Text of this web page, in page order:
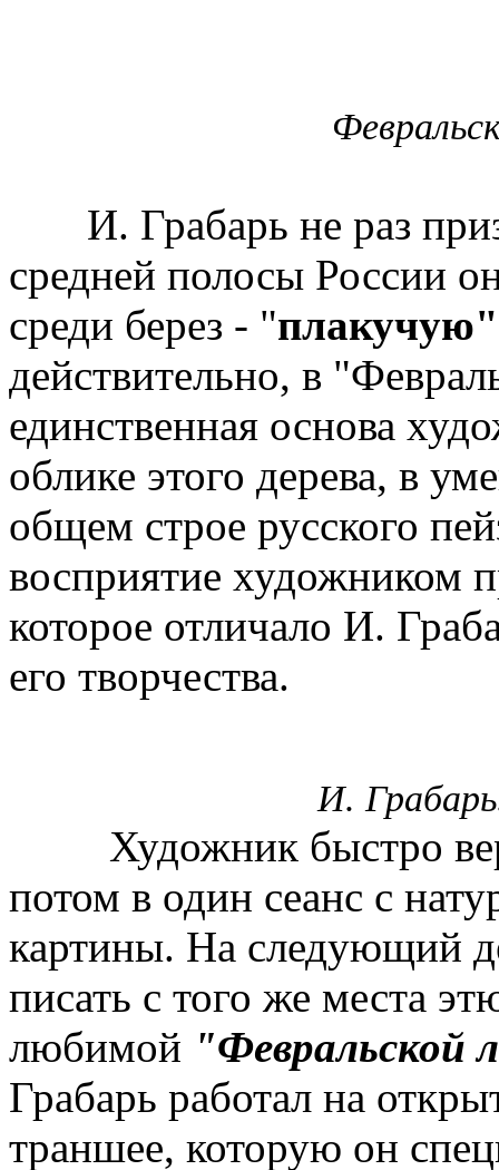
И. Грабарь не раз
средней полосы России
среди берез - "плакучую"
действительно, в
единственная основа
облике этого дерева, в
общем строе русского
восприятие художником
которое отличало И.
его творчества.
И.
Художник быстро
потом в один сеанс с
картины. На следующий
писать с того же места
любимой "Февральской
Грабарь работал на
траншее, которую он